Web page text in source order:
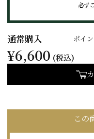
必ず
通常購入 ポイ
¥6,600 (税込)
この